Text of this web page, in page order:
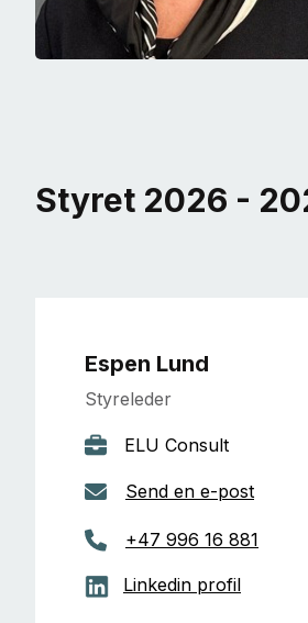
Styret 2026 -
Espen Lund
Styreleder
ELU Consult
Send en e-post
+47 996 16 881
Linkedin profil